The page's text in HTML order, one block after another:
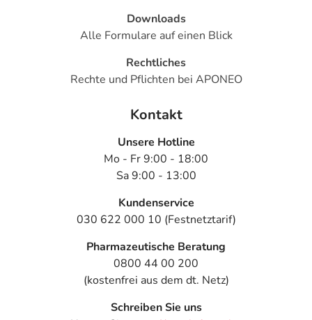
Downloads
Alle Formulare auf einen Blick
Rechtliches
Rechte und Pflichten bei APONEO
Kontakt
Unsere Hotline
Mo - Fr 9:00 - 18:00
Sa 9:00 - 13:00
Kundenservice
030 622 000 10 (Festnetztarif)
Pharmazeutische Beratung
0800 44 00 200
(kostenfrei aus dem dt. Netz)
Schreiben Sie uns